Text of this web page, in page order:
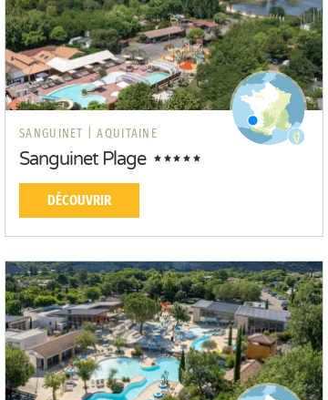
SANGUINET | AQUITAINE
Sanguinet Plage
DÉCOUVRIR